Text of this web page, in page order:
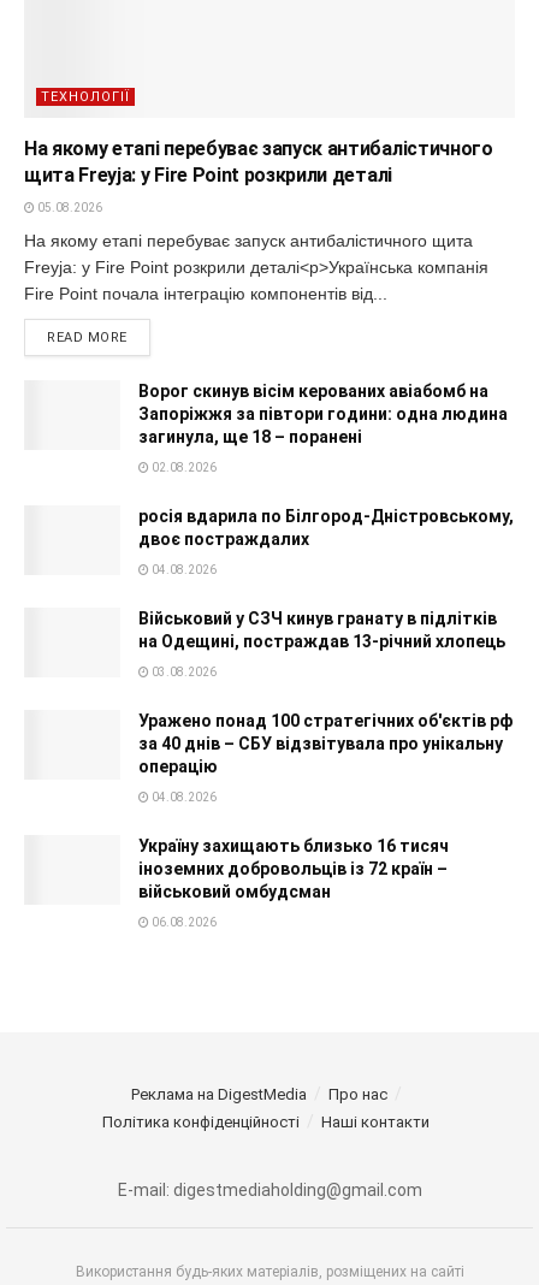
ТЕХНОЛОГІЇ
На якому етапі перебуває запуск антибалістичного
щита Freyja: у Fire Point розкрили деталі
05.08.2026
На якому етапі перебуває запуск антибалістичного щита
Freyja: у Fire Point розкрили деталі<p>Українська компанія
Fire Point почала інтеграцію компонентів від...
READ MORE
Ворог скинув вісім керованих авіабомб на
Запоріжжя за півтори години: одна людина
загинула, ще 18 – поранені
02.08.2026
росія вдарила по Білгород-Дністровському,
двоє постраждалих
04.08.2026
Військовий у СЗЧ кинув гранату в підлітків
на Одещині, постраждав 13-річний хлопець
03.08.2026
Уражено понад 100 стратегічних об'єктів рф
за 40 днів – СБУ відзвітувала про унікальну
операцію
04.08.2026
Україну захищають близько 16 тисяч
іноземних добровольців із 72 країн –
військовий омбудсман
06.08.2026
Реклама на DigestMedia
Про нас
Політика конфіденційності
Наші контакти
E-mail: digestmediaholding@gmail.com
Використання будь-яких матеріалів, розміщених на сайті